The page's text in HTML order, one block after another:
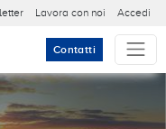
Lavora con noi Accedi
Contatti